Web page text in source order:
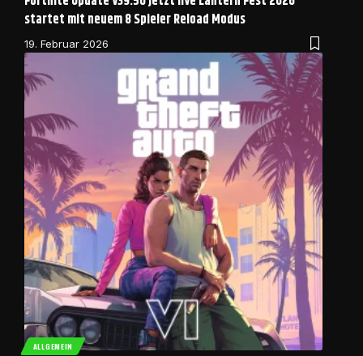
startet mit neuem 8 Spieler Reload Modus
19. Februar 2026
ALLGEMEIN